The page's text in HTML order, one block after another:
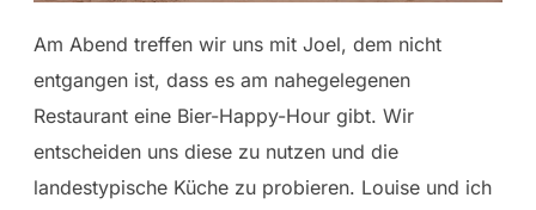
Am Abend treffen wir uns mit Joel, dem nicht
entgangen ist, dass es am nahegelegenen
Restaurant eine Bier-Happy-Hour gibt. Wir
entscheiden uns diese zu nutzen und die
landestypische Küche zu probieren. Louise und ich